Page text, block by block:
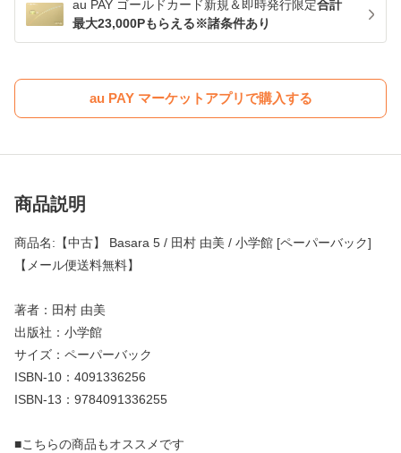
au PAY ゴールドカード新規＆即時発行限定合計
最大23,000Pもらえる※諸条件あり
au PAY マーケットアプリで購入する
商品説明
商品名:【中古】 Basara 5 / 田村 由美 / 小学館 [ペーパーバック]
【メール便送料無料】
著者：田村 由美
出版社：小学館
サイズ：ペーパーバック
ISBN-10：4091336256
ISBN-13：9784091336255
■こちらの商品もオススメです